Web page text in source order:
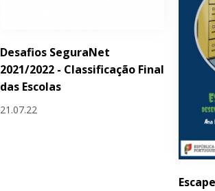
Desafios SeguraNet
2021/2022 - Classificação Final
das Escolas
21.07.22